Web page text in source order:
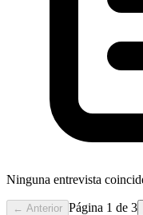
Ninguna entrevista
← Anterior Página 1 de 3